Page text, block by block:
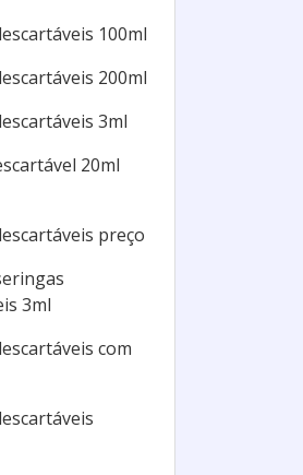
100ml
200ml
3ml
20ml
preço
3ml
com